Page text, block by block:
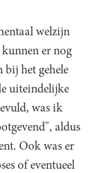
welzijn
kunnen er nog
bij het gehele
uiteindelijke
was ik
aldus
Ook was er
of eventueel